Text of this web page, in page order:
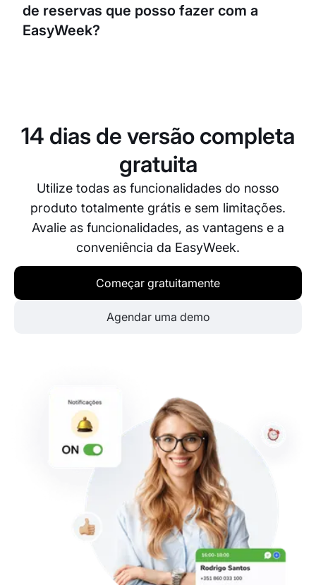
reduzir cancelamentos de última hora e faltas.
de reservas que posso fazer com a
EasyWeek?
14 dias de versão completa
gratuita
Utilize todas as funcionalidades do nosso
produto totalmente grátis e sem limitações.
Avalie as funcionalidades, as vantagens e a
conveniência da EasyWeek.
Começar gratuitamente
Agendar uma demo